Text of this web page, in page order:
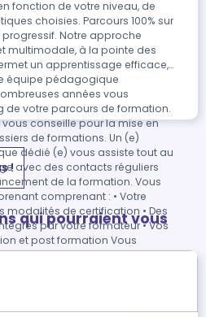
fonction de votre niveau, de
Parcours 100% sur
progressif. Notre approche
multimodale, à la pointe des
un apprentissage efficace,
années vous
votre parcours de formation.
de formations. Un (e)
assiste tout au
avec des contacts réguliers
de la formation. Vous
comprenant : • Votre
modalités de certification • Des
par votre formateur • Vos
post formation Vous
:
!
qui pourraient vous